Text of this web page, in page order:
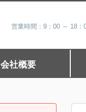
営業時間：9：00 ～ 18
会社概要